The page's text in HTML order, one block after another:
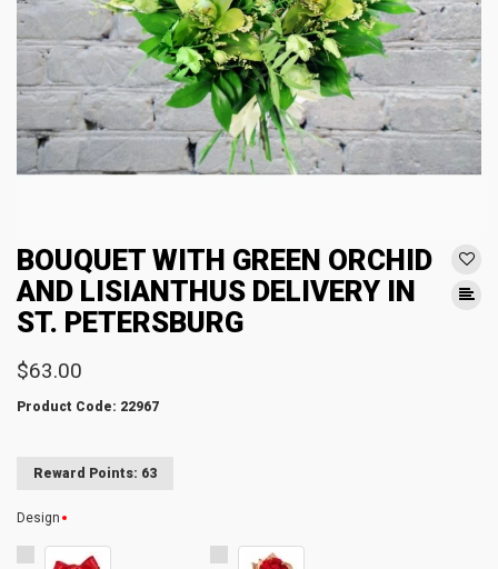
BOUQUET WITH GREEN ORCHID
AND LISIANTHUS DELIVERY IN
ST. PETERSBURG
$63.00
Product Code: 22967
Reward Points: 63
Design